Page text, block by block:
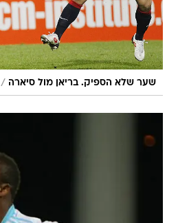
שער שלא הספיק. בריאן מול סיארה /